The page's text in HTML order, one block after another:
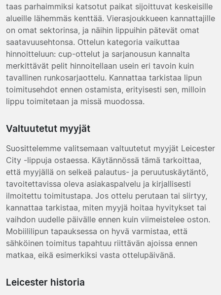
taas parhaimmiksi katsotut paikat sijoittuvat keskeisille
alueille lähemmäs kenttää. Vierasjoukkueen kannattajille
on omat sektorinsa, ja näihin lippuihin pätevät omat
saatavuusehtonsa. Ottelun kategoria vaikuttaa
hinnoitteluun: cup-ottelut ja sarjanousun kannalta
merkittävät pelit hinnoitellaan usein eri tavoin kuin
tavallinen runkosarjaottelu. Kannattaa tarkistaa lipun
toimitusehdot ennen ostamista, erityisesti sen, milloin
lippu toimitetaan ja missä muodossa.
Valtuutetut myyjät
Suosittelemme valitsemaan valtuutetut myyjät Leicester
City -lippuja ostaessa. Käytännössä tämä tarkoittaa,
että myyjällä on selkeä palautus- ja peruutuskäytäntö,
tavoitettavissa oleva asiakaspalvelu ja kirjallisesti
ilmoitettu toimitustapa. Jos ottelu perutaan tai siirtyy,
kannattaa tarkistaa, miten myyjä hoitaa hyvitykset tai
vaihdon uudelle päivälle ennen kuin viimeistelee oston.
Mobiililipun tapauksessa on hyvä varmistaa, että
sähköinen toimitus tapahtuu riittävän ajoissa ennen
matkaa, eikä esimerkiksi vasta ottelupäivänä.
Leicester historia